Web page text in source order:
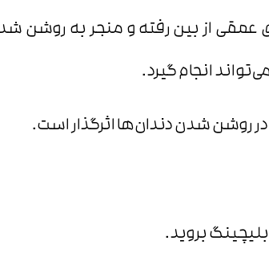
از بین رفته و منجر به روشن
انجام گیرد.
در روشن شدن دندان‌ها اثرگذار است.
بروید.